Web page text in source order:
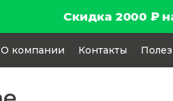
Скидка 2000 ₽
О компании Контакты